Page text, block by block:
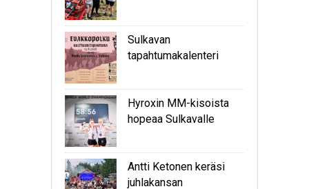
Sulkavan
tapahtumakalenteri
Hyroxin MM-kisoista
hopeaa Sulkavalle
Antti Ketonen keräsi
juhlakansan